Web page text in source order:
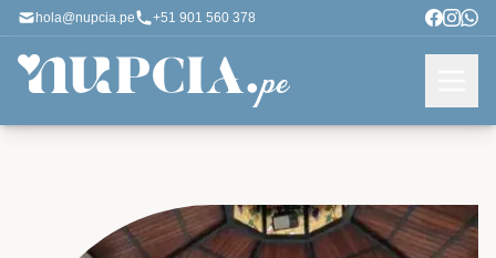
hola@nupcia.pe +51 901 560 378